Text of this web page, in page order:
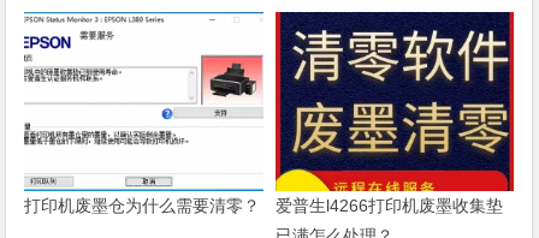
清零软件
打印机废墨仓为什么需要清零？
爱普生l4266打印机废墨收集垫